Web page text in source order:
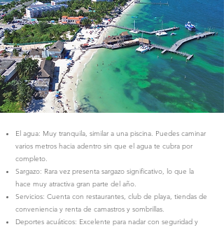
El agua: Muy tranquila, similar a una piscina. Puedes caminar
varios metros hacia adentro sin que el agua te cubra por
completo.
Sargazo: Rara vez presenta sargazo significativo, lo que la
hace muy atractiva gran parte del año.
Servicios: Cuenta con restaurantes, club de playa, tiendas de
conveniencia y renta de camastros y sombrillas.
Deportes acuáticos: Excelente para nadar con seguridad y